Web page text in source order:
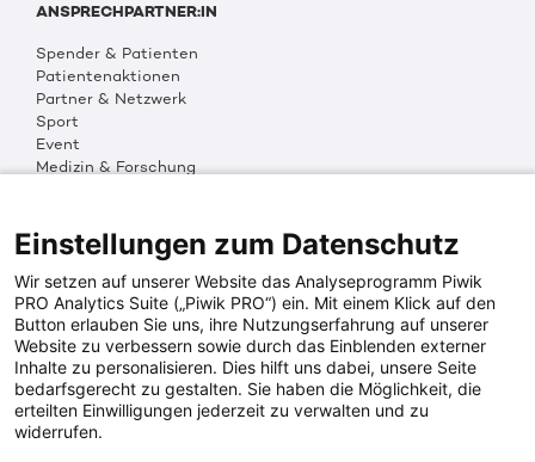
ANSPRECHPARTNER:IN
Spender & Patienten
Patientenaktionen
Partner & Netzwerk
Sport
Event
Medizin & Forschung
Multimedia
Social Media
PRESSEINFOS
Fotos & Media
Digitale Pressemappen
Patientenaktionen
Einstellungen zum Datenschutz
Wir setzen auf unserer Website das Analyseprogramm Piwik
PRO Analytics Suite („Piwik PRO“) ein. Mit einem Klick auf den
Button erlauben Sie uns, ihre Nutzungserfahrung auf unserer
Website zu verbessern sowie durch das Einblenden externer
Inhalte zu personalisieren. Dies hilft uns dabei, unsere Seite
bedarfsgerecht zu gestalten. Sie haben die Möglichkeit, die
erteilten Einwilligungen jederzeit zu verwalten und zu
widerrufen.